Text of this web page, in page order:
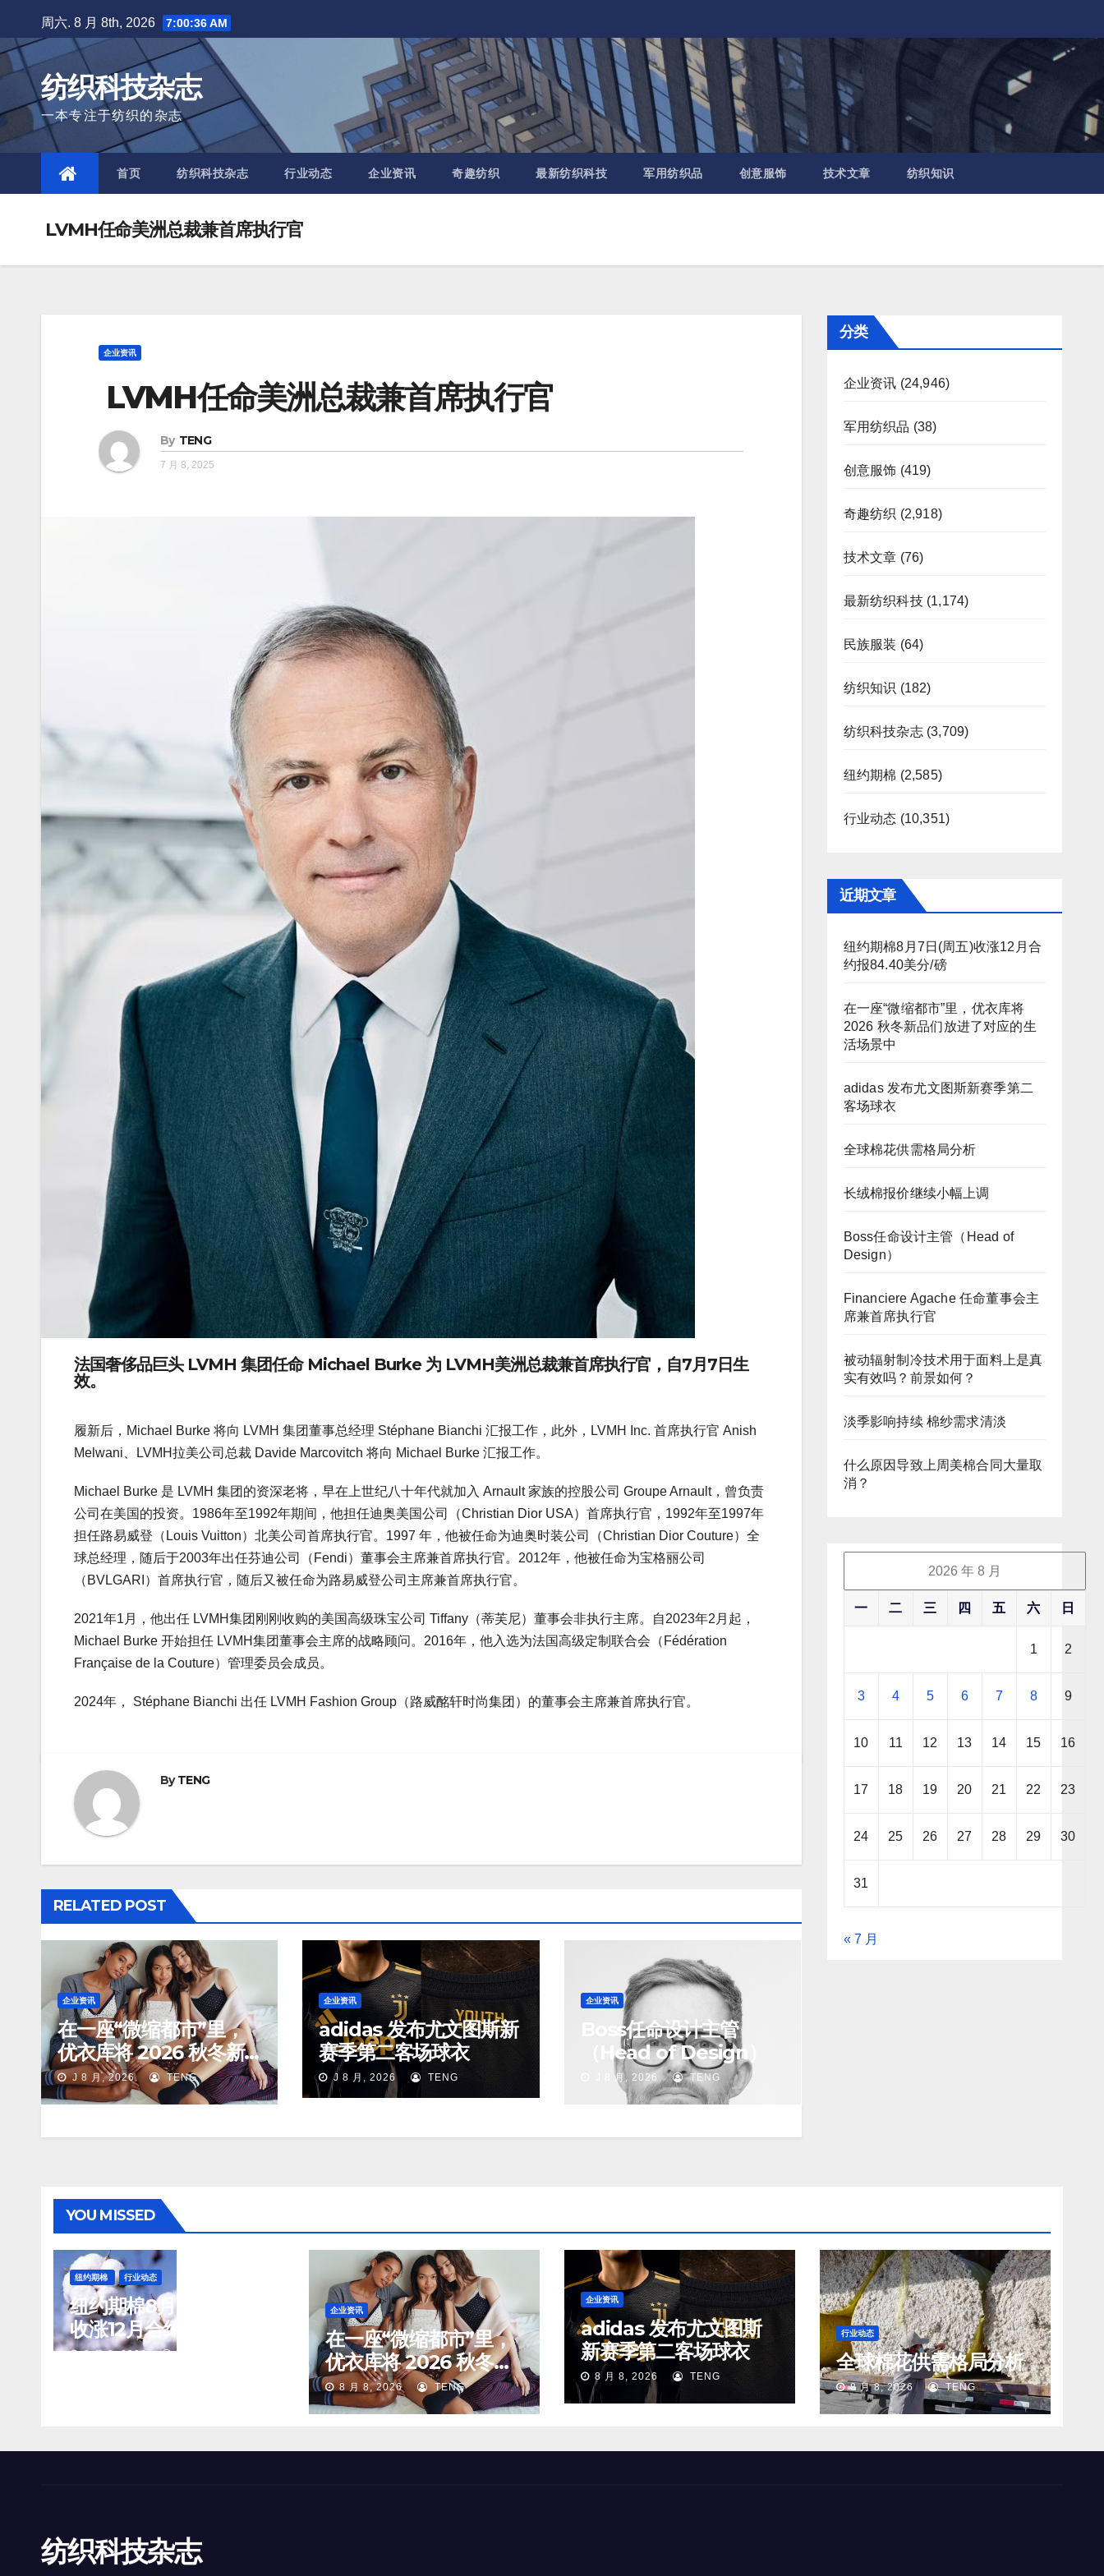
to
content
周六. 8 月 8th, 2026 7:00:37 AM
纺织科技杂志
一本专注于纺织的杂志
首页 纺织科技杂志 行业动态 企业资讯 奇趣纺织 最新纺织科技 军用纺织品 创意服饰 技术文章 纺织知识
LVMH任命美洲总裁兼首席执行官
企业资讯
LVMH任命美洲总裁兼首席执行官
By TENG
7 月 8, 2025
法国奢侈品巨头LVMH 集团任命 Michael Burke为 LVMH美洲总裁兼首席执行官 ，自7月7日生
效。
履新后，Michael Burke 将向 LVMH 集团董事总经理 Stéphane Bianchi 汇报工作，此外，LVMH Inc. 首席执行官 Anish
Melwani、LVMH拉美公司总裁 Davide Marcovitch 将向 Michael Burke 汇报工作。
Michael Burke 是 LVMH 集团的资深老将，早在上世纪八十年代就加入 Arnault 家族的控股公司 Groupe Arnault，曾负责
公司在美国的投资。1986年至1992年期间，他担任迪奥美国公司（Christian Dior USA）首席执行官，1992年至1997年
担任路易威登（Louis Vuitton）北美公司首席执行官。1997 年，他被任命为迪奥时装公司（Christian Dior Couture）全
球总经理，随后于2003年出任芬迪公司（Fendi）董事会主席兼首席执行官。2012年，他被任命为宝格丽公司
（BVLGARI）首席执行官，随后又被任命为路易威登公司主席兼首席执行官。
2021年1月，他出任 LVMH集团刚刚收购的美国高级珠宝公司 Tiffany（蒂芙尼）董事会非执行主席。自2023年2月起，
Michael Burke 开始担任 LVMH集团董事会主席的战略顾问。2016年，他入选为法国高级定制联合会（Fédération
Française de la Couture）管理委员会成员。
2024年， Stéphane Bianchi 出任 LVMH Fashion Group（路威酩轩时尚集团）的董事会主席兼首席执行官。
ByTENG
RELATED POST
企业资讯
在一座“微缩都市”里，
优衣库将 2026 秋冬新
品们放进了对应的生活
场景中
J 8 月, 2026 TENG
企业资讯
adidas 发布尤文图斯新
赛季第二客场球衣
J 8 月, 2026 TENG
企业资讯
Boss任命设计主管
（Head of Design）
J 8 月, 2026 TENG
分类
企业资讯 (24,946)
军用纺织品 (38)
创意服饰 (419)
奇趣纺织 (2,918)
技术文章 (76)
最新纺织科技(1,174)
民族服装 (64)
纺织知识 (182)
纺织科技杂志(3,709)
纽约期棉 (2,585)
行业动态 (10,351)
近期文章
纽约期棉8月7日(周五)收涨12月合
约报84.40美分/磅
在一座“微缩都市”里，优衣库将
2026 秋冬新品们放进了对应的生
活场景中
adidas 发布尤文图斯新赛季第二
客场球衣
全球棉花供需格局分析
长绒棉报价继续小幅上调
Boss任命设计主管（Head of
Design）
Financiere Agache 任命董事会主
席兼首席执行官
被动辐射制冷技术用于面料上是真
实有效吗？前景如何？
淡季影响持续 棉纱需求清淡
什么原因导致上周美棉合同大量取
消？
2026 年 8 月
一 二 三 四 五 六 日
1 2
3 4 5 6 7 8 9
10 11 12 13 14 15 16
17 18 19 20 21 22 23
24 25 26 27 28 29 30
31
« 7 月
YOU MISSED
纽约期棉 行业动态
纽约期棉8月7日(周五)
收涨12月合约报84.40
美分/磅
8 月 8, 2026 TENG
企业资讯
在一座“微缩都市”里，
优衣库将 2026 秋冬新
品们放进了对应的生活
场景中
8 月 8, 2026 TENG
企业资讯
adidas 发布尤文图斯
新赛季第二客场球衣
8 月 8, 2026 TENG
行业动态
全球棉花供需格局分析
8 月 8, 2026 TENG
纺织科技杂志